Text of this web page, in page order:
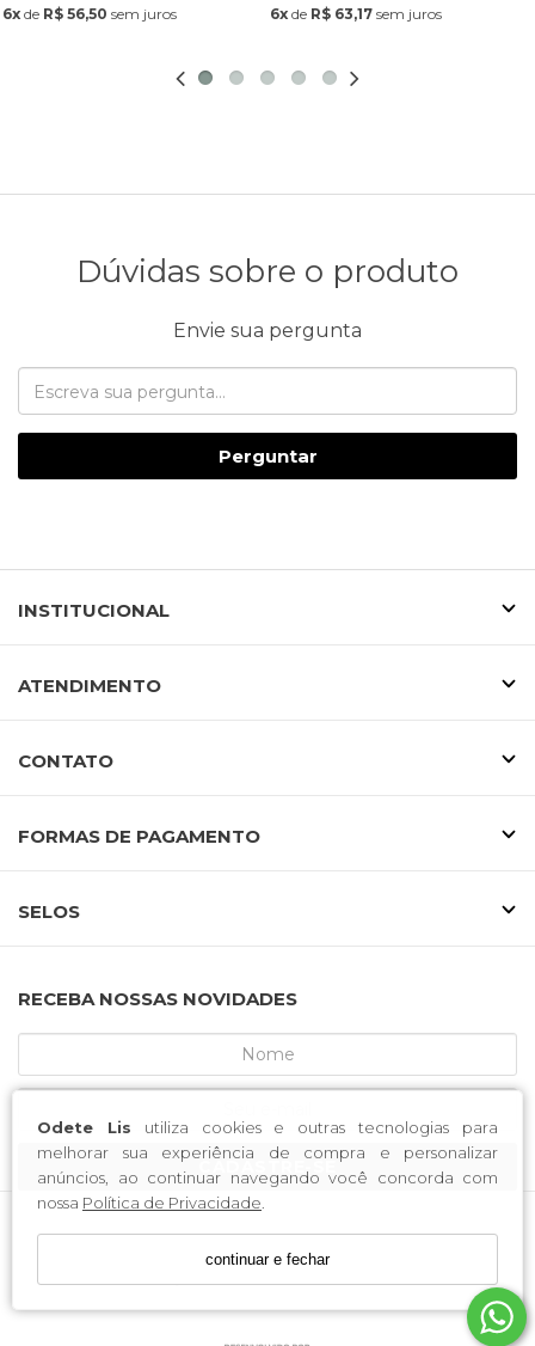
Odete Lis utiliza cookies e outras tecnologias para
melhorar sua experiência de compra e personalizar
anúncios, ao continuar navegando você concorda com
nossa Política de Privacidade.
continuar e fechar
6x de R$ 56,50 sem juros 6x de R$ 63,17 sem juros
Dúvidas sobre o produto
Envie sua pergunta
Perguntar
INSTITUCIONAL
ATENDIMENTO
CONTATO
FORMAS DE PAGAMENTO
SELOS
RECEBA NOSSAS NOVIDADES
MCA CALCADOS / CNPJ: 52.233.219/0001-34